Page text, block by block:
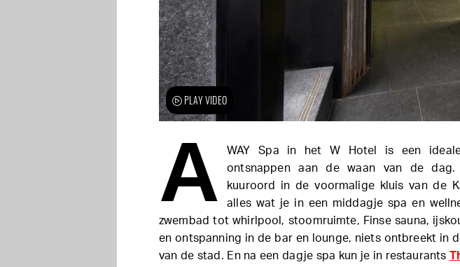
PLAY VIDEO
A
WAY Spa in het W Hotel is een
ontsnappen aan de waan van de dag.
kuuroord in de voormalige kluis van de
alles wat je in een middagje spa en
zwembad totwhirlpool, stoomruimte, Finse sauna,
en ontspanning in de bar en lounge, niets ontbreekt in
van de stad. En na een dagje spa kun je in restaurants